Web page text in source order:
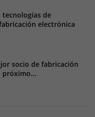
tecnologías de
electrónica
socio de fabricación
próximo...